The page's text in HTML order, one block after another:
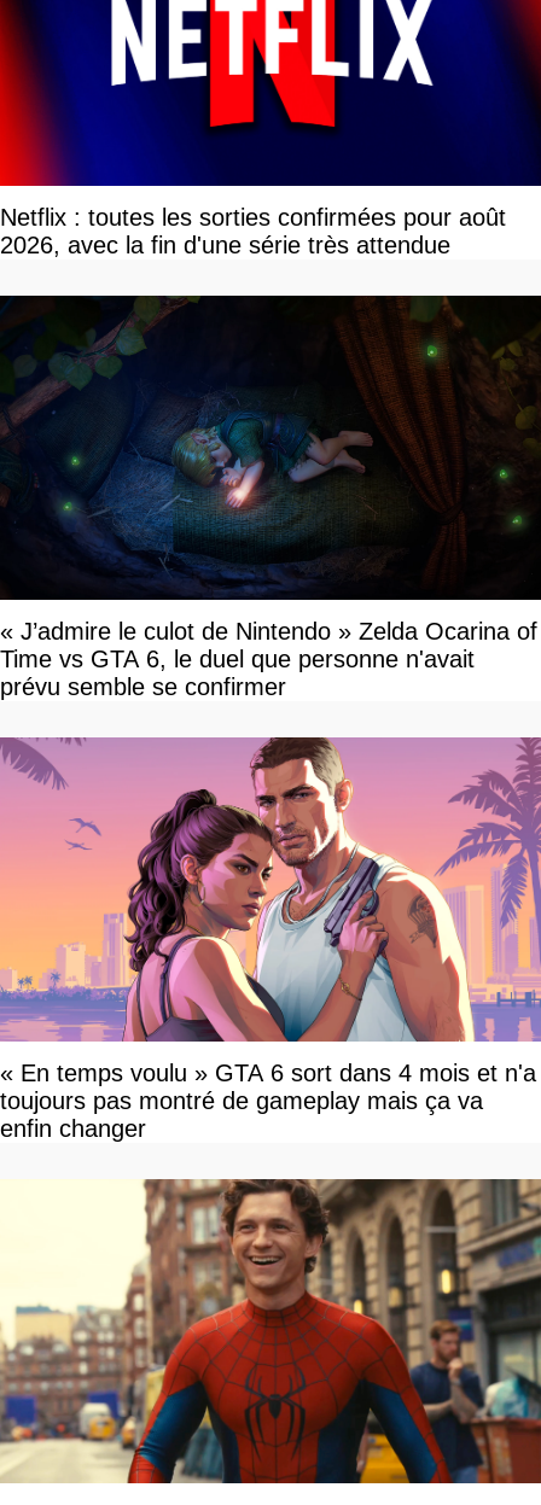
Netflix : toutes les sorties confirmées pour août
2026, avec la fin d'une série très attendue
« J’admire le culot de Nintendo » Zelda Ocarina of
Time vs GTA 6, le duel que personne n'avait
prévu semble se confirmer
« En temps voulu » GTA 6 sort dans 4 mois et n'a
toujours pas montré de gameplay mais ça va
enfin changer